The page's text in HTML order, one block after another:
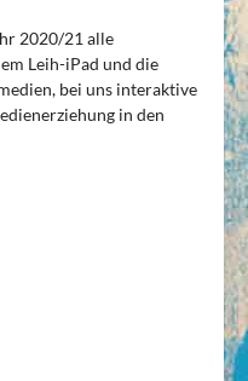
2020/21 alle
Leih-iPad und die
bei uns interaktive
in den